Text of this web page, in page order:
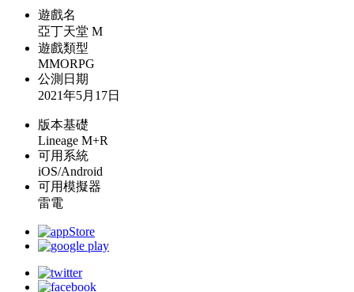
遊戲名
亞丁天堂 M
遊戲類型
MMORPG
公測日期
2021年5月17日
版本基礎
Lineage M+R
可用系統
iOS/Android
可用模擬器
雷電